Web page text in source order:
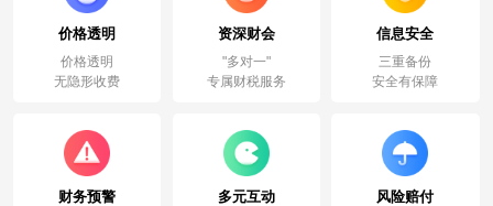
价格透明
价格透明
无隐形收费
资深财会
"多对一"
专属财税服务
信息安全
三重备份
安全有保障
财务预警 多元互动 风险赔付